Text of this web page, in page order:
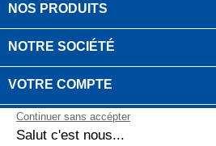
NOS PRODUITS
NOTRE SOCIÉTÉ
VOTRE COMPTE
INFORMATIONS DE LA BOUTIQUE